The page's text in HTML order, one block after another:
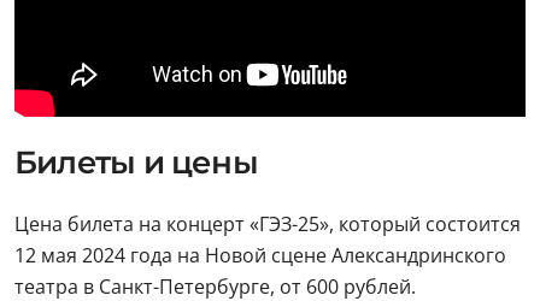
Билеты и цены
Цена билета на концерт «ГЭЗ-25», который состоится
12 мая 2024 года на Новой сцене Александринского
театра в Санкт-Петербурге, от 600 рублей.